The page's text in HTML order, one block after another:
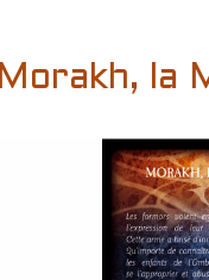
Morakh, la